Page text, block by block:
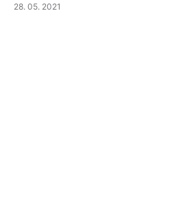
28. 05. 2021